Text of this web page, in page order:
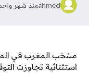
ahmedمنذ شهر
منتخب المغرب في
استثنائية تجاوزت